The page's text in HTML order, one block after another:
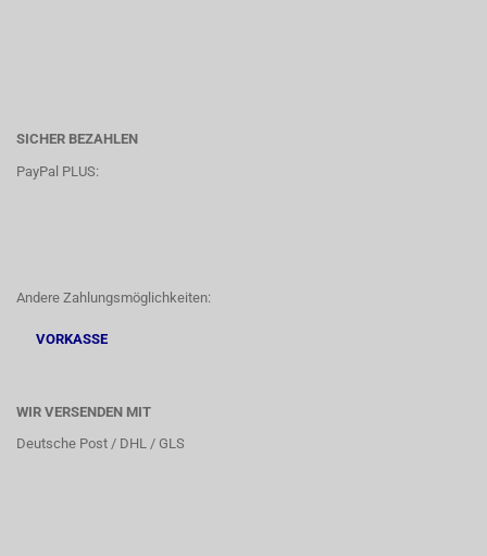
SICHER BEZAHLEN
PayPal PLUS:
Andere Zahlungsmöglichkeiten:
VORKASSE
WIR VERSENDEN MIT
Deutsche Post / DHL / GLS